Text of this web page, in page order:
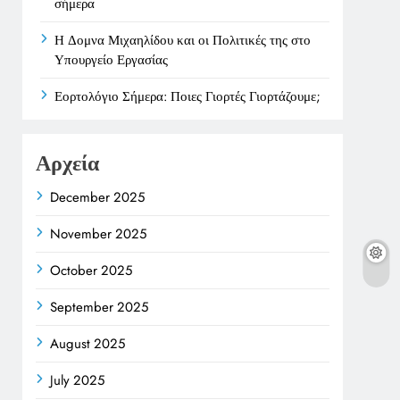
Η Δομνα Μιχαηλίδου και οι Πολιτικές της στο
Υπουργείο Εργασίας
Εορτολόγιο Σήμερα: Ποιες Γιορτές Γιορτάζουμε;
Αρχεία
December 2025
November 2025
October 2025
September 2025
August 2025
July 2025